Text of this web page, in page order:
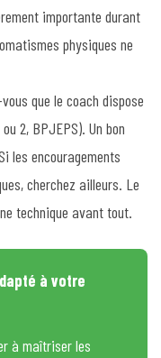
importante durant
physiques ne
que le coach dispose
2, BPJEPS). Un bon
les encouragements
cherchez ailleurs. Le
technique avant tout.
à votre
à maîtriser les